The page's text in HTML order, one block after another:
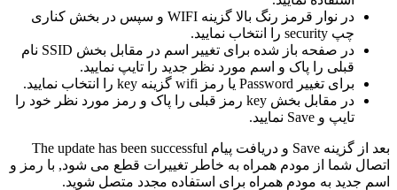
در نوار قرمز رنگ بالا گزینه WIFI و سپس در بخش کناری
چپ security را انتخاب نمایید.
در صفحه باز شده برای تغییر اسم در مقابل بخش SSID نام
قبلی را پاک و اسم مورد نظر جدید را تایپ نمایید.
برای تغییر Password یا رمز wifi گزینه key را انتخاب نمایید.
در مقابل بخش key رمز قبلی را پاک و رمز مورد نظر خود را
تایپ و Save نمایید.
بعد از گزینه Save و دریافت پیام The update has been successful
اتصال شما از مودم همراه به خاطر تغییرات قطع می شود, با رمز و
اسم جدید به مودم همراه برای استفاده مجدد متصل شوید.